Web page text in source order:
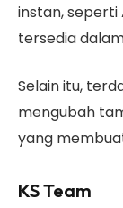
instan,
tersedia
Selain itu,
mengubah
yang
KS Team